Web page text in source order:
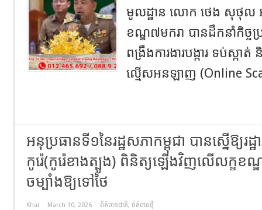
មូលដ្ឋាន លោក ថេង សុថុល
ខណ្ឌ៧មករា បានដឹកនាំកិច្ចប្
ពង្រឹងការងារបង្ការ ទប់ស្កាត់
ល្មើសអនឡាញ (Online
អនុប្រធានទី១នៃរដ្ឋសភាកម្ពុជា បានស្នើឱ្យរ
កូរ៉េ(កូរ៉េខាងត្បូង) ពិនិត្យឡើងវិញលើលក្ខខ
ចម្បាំងឱ្យទៅថៃ
Khai March 10, 2026 ព័ត៌មានជាតិ, ព័ត៌មានថ្មី